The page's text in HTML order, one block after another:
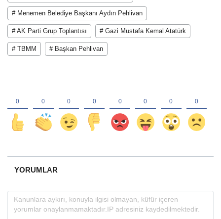
# Menemen Belediye Başkanı Aydın Pehlivan
# AK Parti Grup Toplantısı # Gazi Mustafa Kemal Atatürk
# TBMM # Başkan Pehlivan
YORUMLAR